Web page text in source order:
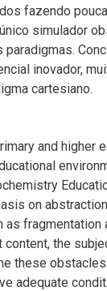
fazendo
simulador
inovador,
cartesiano.
and higher
on
fragmentation
the
these
adequate